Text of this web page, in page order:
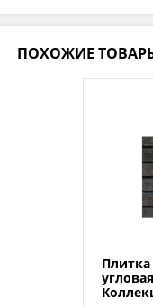
ПОХОЖИЕ